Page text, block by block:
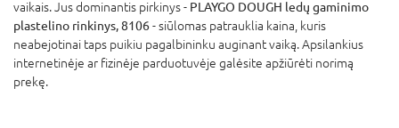
vaikais. Jus dominantis pirkinys - PLAYGO DOUGH ledų gaminimo
plastelino rinkinys, 8106- siūlomas patrauklia kaina, kuris
neabejotinai taps puikiu pagalbininku auginant vaiką. Apsilankius
internetinėje ar fizinėje parduotuvėje galėsite apžiūrėti norimą
prekę.